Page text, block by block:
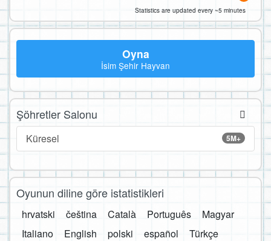
Statistics are updated every ~5 minutes
Oyna
İsim Şehir Hayvan
Şöhretler Salonu
5M+
Küresel
Oyunun diline göre istatistikleri
hrvatski čeština Català Português
Magyar
Italiano
English polski español
Türkçe